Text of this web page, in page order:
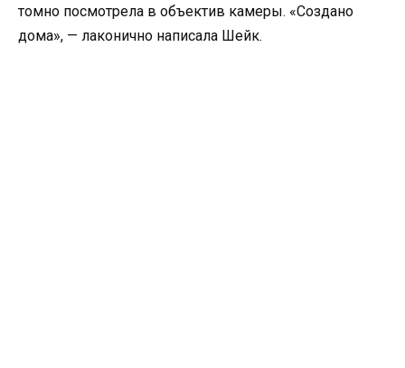
томно посмотрела в объектив камеры. «Создано
дома», — лаконично написала Шейк.